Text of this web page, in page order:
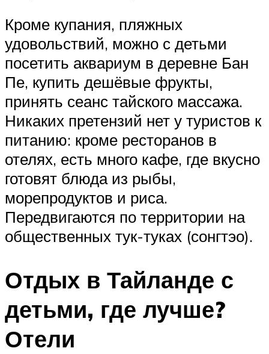
Кроме купания, пляжных
удовольствий, можно с детьми
посетить аквариум в деревне Бан
Пе, купить дешёвые фрукты,
принять сеанс тайского массажа.
Никаких претензий нет у туристов к
питанию: кроме ресторанов в
отелях, есть много кафе, где вкусно
готовят блюда из рыбы,
морепродуктов и риса.
Передвигаются по территории на
общественных тук-туках (сонгтэо).
Отдых в Тайланде с
детьми, где лучше?
Отели